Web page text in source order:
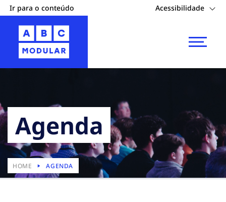
Ir para o conteúdo Acessibilidade
Agenda
HOME AGENDA